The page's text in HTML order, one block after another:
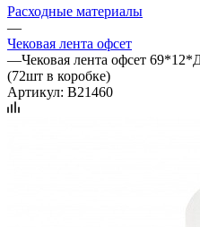
Расходные материалы
—
Чековая лента офсет
—Чековая лента офсет
(72шт в коробке)
Артикул: B21460